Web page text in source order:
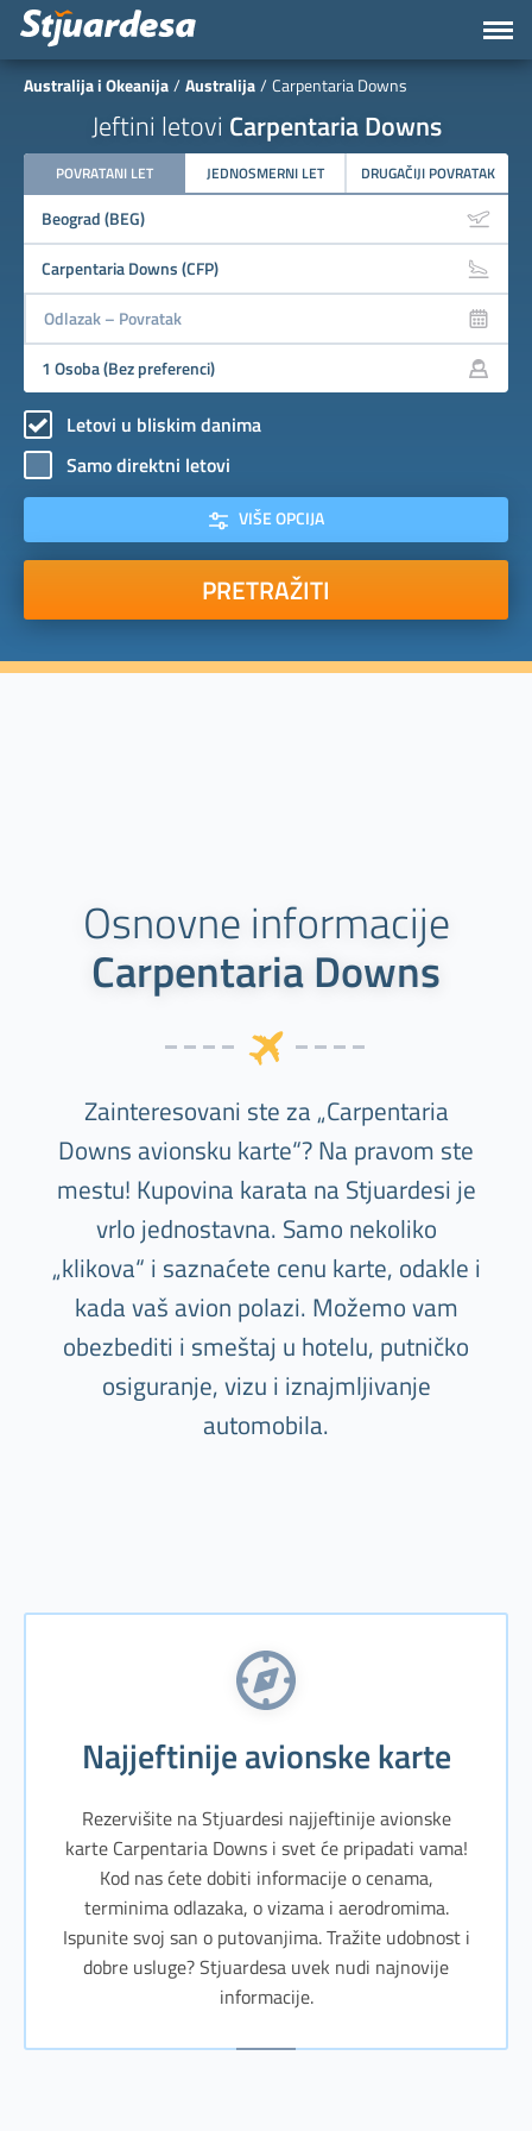
Australija i Okeanija Australija Carpentaria Downs
Jeftini letovi Carpentaria Downs
POVRATANI LET JEDNOSMERNI LET DRUGAČIJI POVRATAK
Letovi u bliskim danima
Samo direktni letovi
VIŠE OPCIJA
PRETRAŽITI
Osnovne informacije
Carpentaria Downs
Zainteresovani ste za „Carpentaria
Downs avionsku karte“? Na pravom ste
mestu! Kupovina karata na Stjuardesi je
vrlo jednostavna. Samo nekoliko
„klikova“ i saznaćete cenu karte, odakle i
kada vaš avion polazi. Možemo vam
obezbediti i smeštaj u hotelu, putničko
osiguranje, vizu i iznajmljivanje
automobila.
Najjeftinije avionske karte
Rezervišite na Stjuardesi najjeftinije avionske
karte Carpentaria Downs i svet će pripadati vama!
Kod nas ćete dobiti informacije o cenama,
terminima odlazaka, o vizama i aerodromima.
Ispunite svoj san o putovanjima. Tražite udobnost i
dobre usluge? Stjuardesa uvek nudi najnovije
informacije.